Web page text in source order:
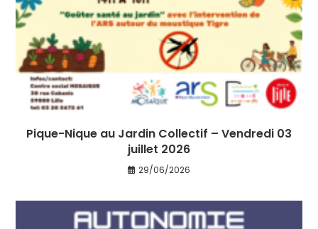
Pique-Nique au Jardin Collectif – Vendredi 03
juillet 2026
29/06/2026